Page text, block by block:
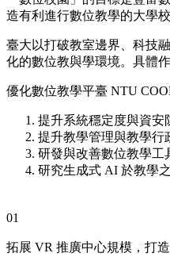
造有利進行數位教學的大學校
臺大以打破教室邊界、科技
化的數位教與學環境。具體作
優化數位教學平臺 NTU
提升系統穩定度與資安
提升教學管理與教學行
研發與改善數位教學工
研究生成式 AI 於教學之
01
拓展 VR 推廣中心規模，打